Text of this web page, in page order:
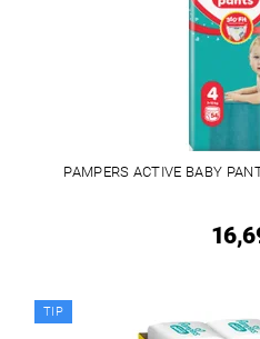
PAMPERS ACTIVE BABY
TIP